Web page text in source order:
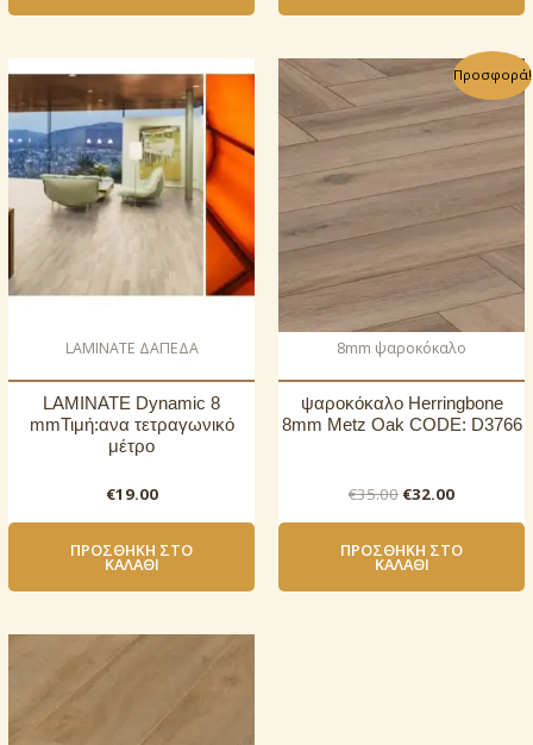
LAMINATE ΔΑΠΕΔΑ
LAMINATE Dynamic 8
mmΤιμή:ανα τετραγωνικό
μέτρο
€19.00
ΠΡΟΣΘΉΚΗ ΣΤΟ
ΚΑΛΆΘΙ
Προσφορά!
8mm ψαροκόκαλο
ψαροκόκαλο Herringbone
8mm Metz Oak CODE: D3766
€35.00 Original
€35.00.
€32.00Η
είναι:
ΠΡΟΣΘΉΚΗ ΣΤΟ
ΚΑΛΆΘΙ